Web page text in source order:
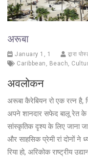
अरूबा
January 1, 1
द्वारा
Caribbean , Beach,
अवलोकन
अरूबा कैरेबियन रो एक रत्न है,
अपने शानदार सफेद बालू रेत
सांस्कृतिक दृश्य के लिए जाना
और साहसिक प्रेमी रां दोनों
रिया हो, अरिकोक राष्ट्रीय